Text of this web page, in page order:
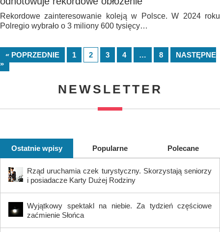
Rekordowe zainteresowanie koleją w Polsce. W 2024 roku
Polregio wybrało o 3 miliony 600 tysięcy…
« POPRZEDNIE 1 2 3 4 … 8
NASTĘPNE
»
NEWSLETTER
Ostatnie wpisy Popularne Polecane
Rząd uruchamia czek turystyczny. Skorzystają seniorzy
i posiadacze Karty Dużej Rodziny
Wyjątkowy spektakl na niebie. Za tydzień częściowe
zaćmienie Słońca